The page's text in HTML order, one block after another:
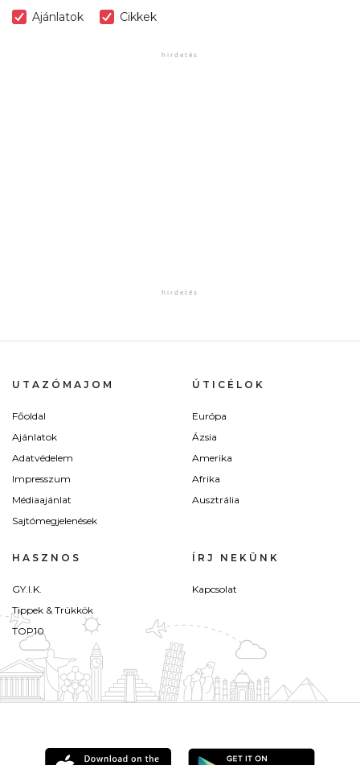
Ajánlatok Cikkek
UTAZÓMAJOM
Főoldal
Ajánlatok
Adatvédelem
Impresszum
Médiaajánlat
Sajtómegjelenések
ÚTICÉLOK
Európa
Ázsia
Amerika
Afrika
Ausztrália
HASZNOS
GY.I.K.
Tippek & Trükkök
TOP10
ÍRJ NEKÜNK
Kapcsolat